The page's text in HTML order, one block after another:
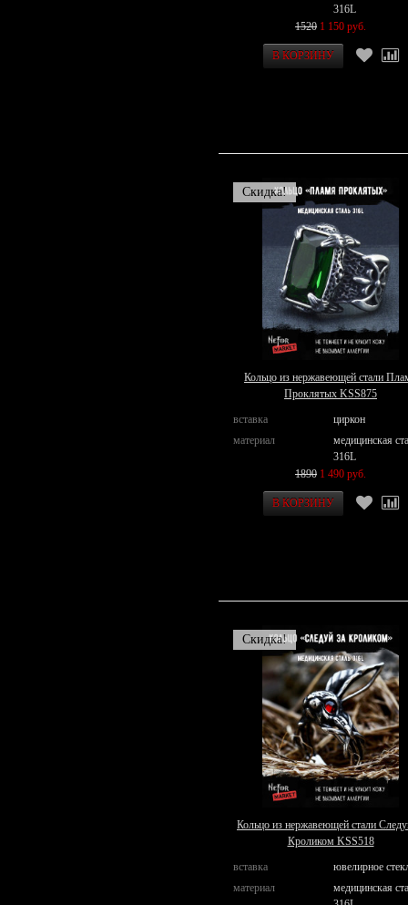
316L
1520 1 150 руб.
Скидка!
Кольцо из нержавеющей стали
Проклятых KSS875
вставка
циркон
материал
медицинская
316L
1890 1 490 руб.
Скидка!
Кольцо из нержавеющей стали
Кроликом KSS518
вставка
ювелирное
материал
медицинская